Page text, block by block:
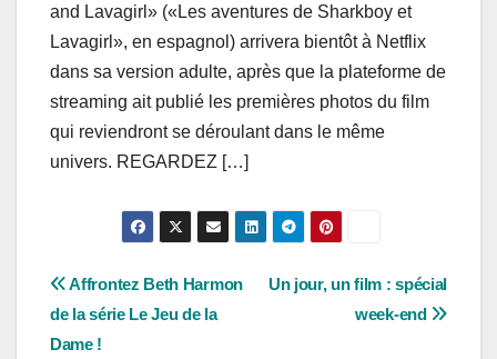
and Lavagirl» («Les aventures de Sharkboy et
Lavagirl», en espagnol) arrivera bientôt à Netflix
dans sa version adulte, après que la plateforme de
streaming ait publié les premières photos du film
qui reviendront se déroulant dans le même
univers. REGARDEZ […]
Post
navigation
Un jour, un film : spécial
week-end
Affrontez Beth Harmon
de la série Le Jeu de la
Dame !